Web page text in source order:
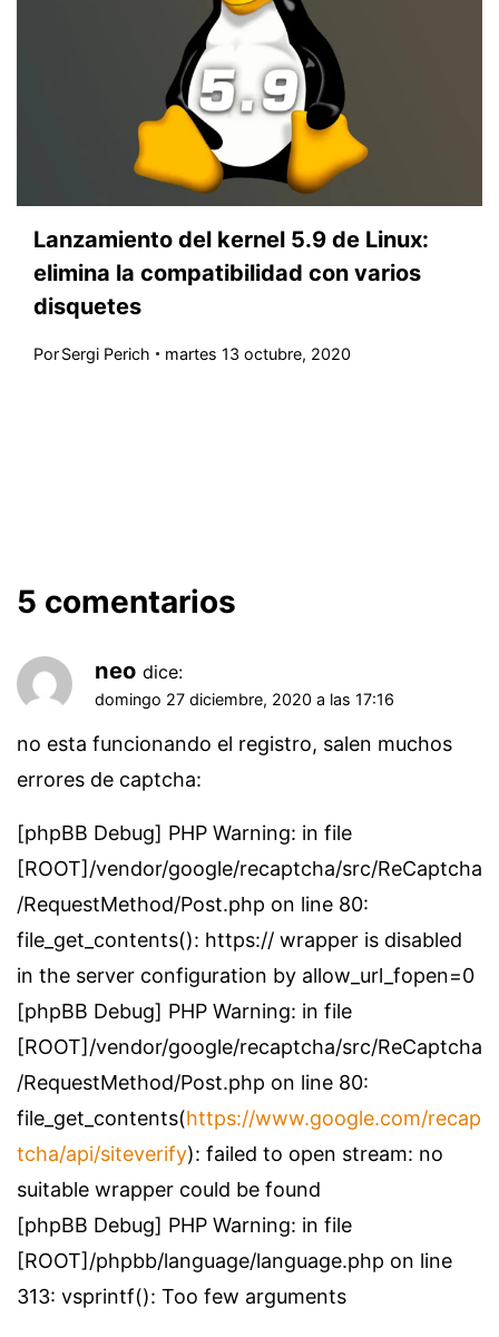
Lanzamiento del kernel 5.9 de Linux:
elimina la compatibilidad con varios
disquetes
PorSergi Perich martes 13 octubre, 2020
5 comentarios
neo dice:
domingo 27 diciembre, 2020 a las 17:16
no esta funcionando el registro, salen muchos
errores de captcha:
[phpBB Debug] PHP Warning: in file
[ROOT]/vendor/google/recaptcha/src/ReCaptcha
/RequestMethod/Post.php on line 80:
file_get_contents(): https:// wrapper is disabled
in the server configuration by allow_url_fopen=0
[phpBB Debug] PHP Warning: in file
[ROOT]/vendor/google/recaptcha/src/ReCaptcha
/RequestMethod/Post.php on line 80:
file_get_contents(https://www.google.com/recap
tcha/api/siteverify): failed to open stream: no
suitable wrapper could be found
[phpBB Debug] PHP Warning: in file
[ROOT]/phpbb/language/language.php on line
313: vsprintf(): Too few arguments